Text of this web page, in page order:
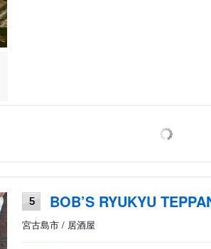
5 BOB’S RYUKYU
宮古島市 / 居酒屋